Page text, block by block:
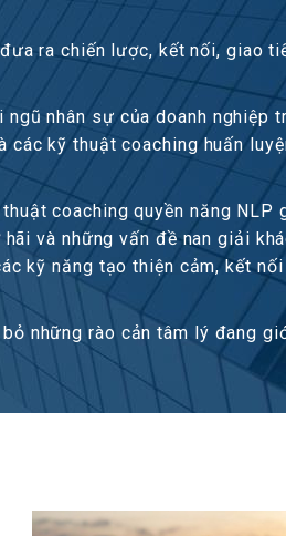
ra chiến lược, kết nối, giao
nhân sự của doanh nghiệp
kỹ thuật coaching huấn
coaching quyền năng NLP
và những vấn đề nan giải
kỹ năng tạo thiện cảm, kết
những rào cản tâm lý đang